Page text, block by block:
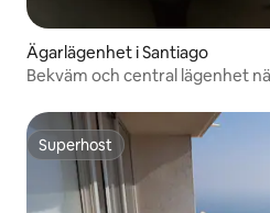
Ägarlägenhet i Santiago
Bekväm och central lägenhet
Superhost
Superhost